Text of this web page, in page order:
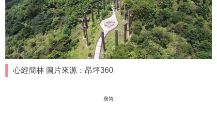
心經簡林 圖片來源：昂坪360
廣告